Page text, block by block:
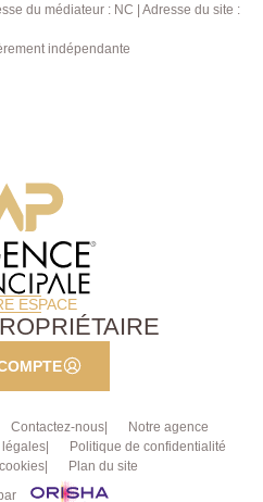
du médiateur : NC | Adresse du site :
indépendante
ESPACE
Contactez-nous
Notre agence
légales
Politique de confidentialité
Plan du site